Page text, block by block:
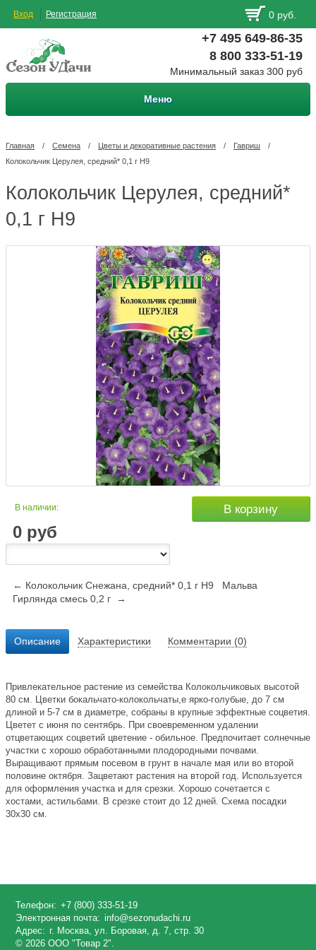
Вход Регистрация 0 руб.
+7 495 649-86-35
8 800 333-51-19
Минимальный заказ 300 руб
Меню
Главная / Семена / Цветы и декоративные растения / Гавриш
/
Колокольчик Церулея, средний* 0,1 г Н9
Колокольчик Церулея, средний*
0,1 г Н9
В наличии:
0 руб
В корзину
← Колокольчик Снежана, средний* 0,1 г Н9
Мальва
Гирлянда смесь 0,2 г →
Описание Характеристики Комментарии (0)
Привлекательное растение из семейства Колокольчиковых высотой
80 см. Цветки бокальчато-колокольчаты,е ярко-голубые, до 7 см
длиной и 5-7 см в диаметре, собраны в крупные эффектные соцветия.
Цветет с июня по сентябрь. При своевременном удалении
отцветающих соцветий цветение - обильное. Предпочитает солнечные
участки с хорошо обработанными плодородными почвами.
Выращивают прямым посевом в грунт в начале мая или во второй
половине октября. Зацветают растения на второй год. Используется
для оформления участка и для срезки. Хорошо сочетается с
хостами, астильбами. В срезке стоит до 12 дней. Схема посадки
30х30 см.
Телефон: +7 (800) 333-51-19
Электронная почта: info@sezonudachi.ru
Адрес: г. Москва, ул. Боровая, д. 7, стр. 30
© 2026 ООО "Товар 2".